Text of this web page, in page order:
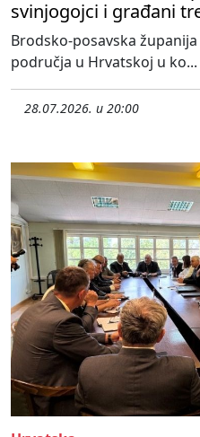
svinjogojci i građani
Brodsko-posavska
područja u Hrvatskoj u ko...
28.07.2026. u 20:00